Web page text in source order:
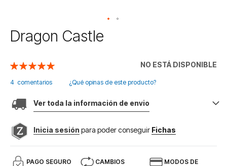
Saltar
al
de
la
galería
imágenes
Dragon Castle
NO ESTÁ DISPONIBLE
Valoración:
4 comentarios ¿Qué opinas de este producto?
Ver toda la información de envio
Inicia sesión para poder conseguir Fichas
PAGO SEGURO CAMBIOS MODOS DE